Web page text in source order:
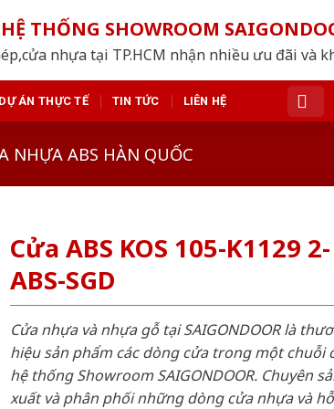
HỆ THỐNG SHOWROOM
nhựa tại TP.HCM nhận nhiều ưu đãi và
DỰ ÁN THỰC TẾ TIN TỨC LIÊN HỆ
NHỰA ABS HÀN QUỐC
Cửa ABS KOS 105-K1129 2-
ABS-SGD
Cửa nhựa và nhựa gỗ tại SAIGONDOOR là
hiệu sản phẩm các dòng cửa trong một chuỗi
hệ thống Showroom SAIGONDOOR. Chuyên
xuất và phân phối những dòng cửa nhựa và